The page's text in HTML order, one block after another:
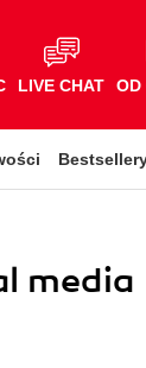
LIVE CHAT OD
media